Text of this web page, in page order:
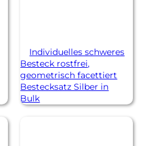
Individuelles schweres
Besteck rostfrei,
geometrisch facettiert
Bestecksatz Silber in
Bulk